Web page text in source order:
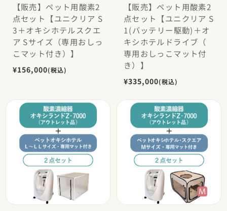
【販売】ペット用酸素2
点セット【ユニクリア S
3＋オキシホテルスクエ
ア Sサイズ（専用おしっ
こマット付き）】
¥156,000(税込)
【販売】ペット用酸素2
点セット【ユニクリア S
1(バッテリー駆動)＋オ
キシホテルドライブ（
専用おしっこマット付
き）】
¥335,000(税込)